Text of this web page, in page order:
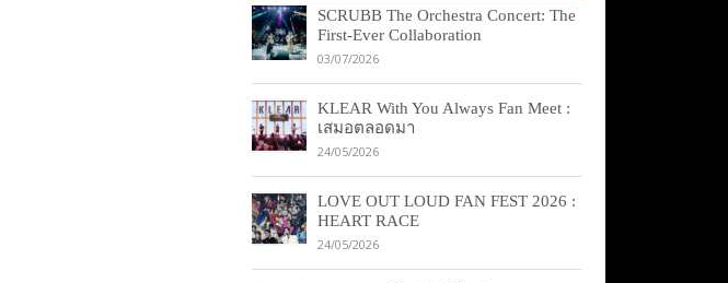
SCRUBB The Orchestra Concert: The
First-Ever Collaboration
03/07/2026
KLEAR With You Always Fan Meet :
เสมอตลอดมา
24/05/2026
LOVE OUT LOUD FAN FEST 2026 :
HEART RACE
24/05/2026